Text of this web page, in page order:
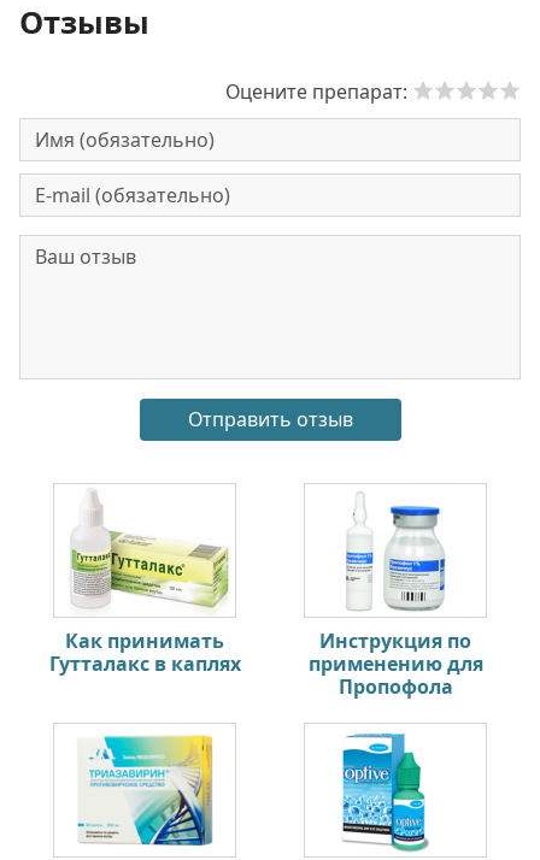
Отзывы
Оцените препарат:
Как принимать
Гутталакс в каплях
Инструкция по
применению для
Пропофола